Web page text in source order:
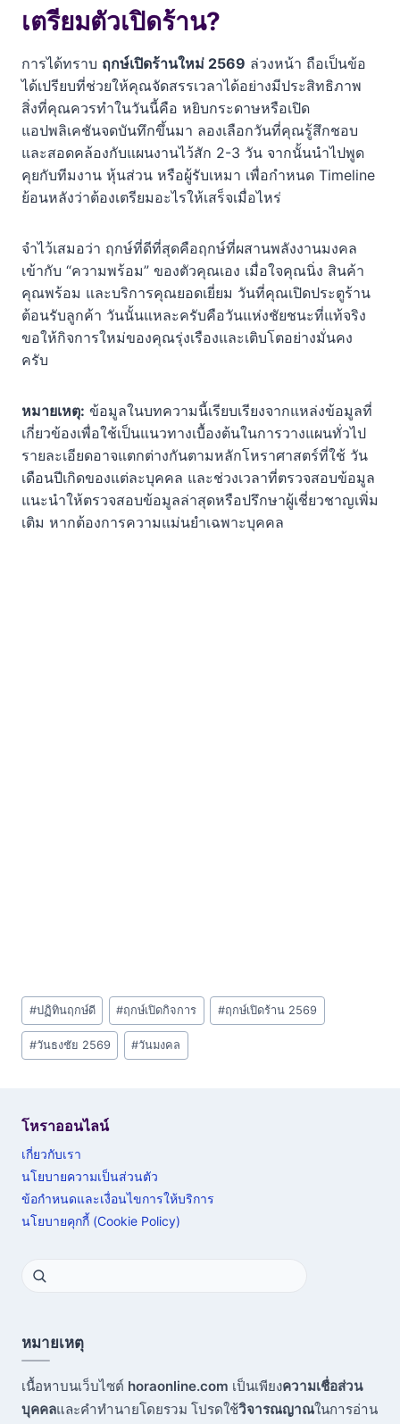
เตรียมตัวเปิดร้าน?
การได้ทราบ ฤกษ์เปิดร้านใหม่ 2569 ล่วงหน้า ถือเป็นข้อ
ได้เปรียบที่ช่วยให้คุณจัดสรรเวลาได้อย่างมีประสิทธิภาพ
สิ่งที่คุณควรทำในวันนี้คือ หยิบกระดาษหรือเปิด
แอปพลิเคชันจดบันทึกขึ้นมา ลองเลือกวันที่คุณรู้สึกชอบ
และสอดคล้องกับแผนงานไว้สัก 2-3 วัน จากนั้นนำไปพูด
คุยกับทีมงาน หุ้นส่วน หรือผู้รับเหมา เพื่อกำหนด Timeline
ย้อนหลังว่าต้องเตรียมอะไรให้เสร็จเมื่อไหร่
จำไว้เสมอว่า ฤกษ์ที่ดีที่สุดคือฤกษ์ที่ผสานพลังงานมงคล
เข้ากับ “ความพร้อม” ของตัวคุณเอง เมื่อใจคุณนิ่ง สินค้า
คุณพร้อม และบริการคุณยอดเยี่ยม วันที่คุณเปิดประตูร้าน
ต้อนรับลูกค้า วันนั้นแหละครับคือวันแห่งชัยชนะที่แท้จริง
ขอให้กิจการใหม่ของคุณรุ่งเรืองและเติบโตอย่างมั่นคง
ครับ
หมายเหตุ: ข้อมูลในบทความนี้เรียบเรียงจากแหล่งข้อมูลที่
เกี่ยวข้องเพื่อใช้เป็นแนวทางเบื้องต้นในการวางแผนทั่วไป
รายละเอียดอาจแตกต่างกันตามหลักโหราศาสตร์ที่ใช้ วัน
เดือนปีเกิดของแต่ละบุคคล และช่วงเวลาที่ตรวจสอบข้อมูล
แนะนำให้ตรวจสอบข้อมูลล่าสุดหรือปรึกษาผู้เชี่ยวชาญเพิ่ม
เติม หากต้องการความแม่นยำเฉพาะบุคคล
Post
Tags:
#ปฏิทินฤกษ์ดี #ฤกษ์เปิดกิจการ #ฤกษ์เปิดร้าน 2569
#วันธงชัย 2569 #วันมงคล
โหราออนไลน์
เกี่ยวกับเรา
นโยบายความเป็นส่วนตัว
ข้อกำหนดและเงื่อนไขการให้บริการ
นโยบายคุกกี้ (Cookie Policy)
หมายเหตุ
เนื้อหาบนเว็บไซต์ horaonline.com เป็นเพียงความเชื่อส่วน
บุคคลและคำทำนายโดยรวม โปรดใช้วิจารณญาณในการอ่าน